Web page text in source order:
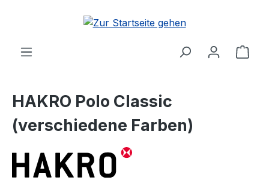
Zum Hauptinhalt springen
HAKRO Polo Classic
(verschiedene Farben)